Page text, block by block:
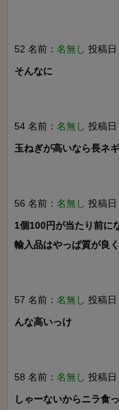
52 名前： 名無し 投稿
そんなに
54 名前： 名無し 投稿
玉ねぎが高いなら長ネ
56 名前： 名無し 投稿
1個100円が当たり前に
輸入品はやっぱ質が良
57 名前： 名無し 投稿
んな高いっけ
58 名前： 名無し 投稿
しゃーないからニラ食